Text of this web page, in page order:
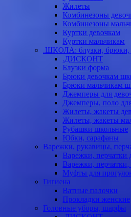
Жилеты
Комбинезоны
Комбинезоны
Куртки девочкам
Куртки мальчикам
.ШКОЛА: блузки, брюки,
.ДИСКОНТ
Блузки форма
Брюки девочкам
Брюки мальчикам
Джемперы для
Джемперы, поло
Жилеты, жакеты
Жилеты, жакеты
Рубашки школьные
Юбки, сарафаны
Варежки, рукавицы,
Варежки, перчатки
Варежки,
Муфты для
Гигиена
Ватные палочки
Прокладки женские
Головные уборы, шарфы